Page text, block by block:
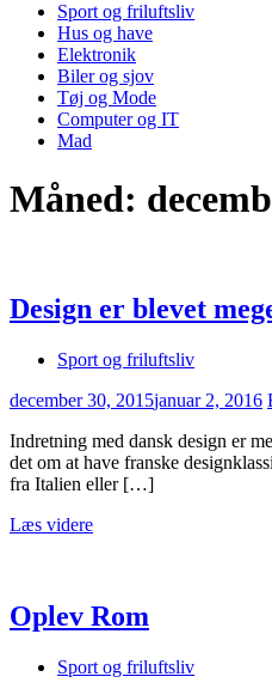
Sport og friluftsliv
Hus og have
Elektronik
Biler og sjov
Tøj og Mode
Computer og IT
Mad
Måned:
Design er blevet
Sport og friluftsliv
december 30, 2015januar 2, 2016
Indretning med dansk design er
det om at have franske
fra Italien eller […]
Læs videre
Oplev Rom
Sport og friluftsliv